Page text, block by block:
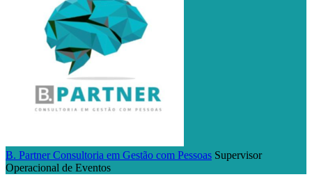
B. Partner Consultoria em Gestão com Pessoas Supervisor
Operacional de Eventos